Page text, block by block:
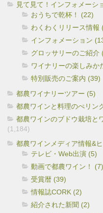
見て見て！インフォメーシ
おうちで乾杯！ (22)
わくわくリリース情報
インフォメーション
グロッサリーのご紹介
ワイナリーの楽しみか
特別販売のご案内 (39)
都農ワイナリーツアー (5)
都農ワインと料理のぺリン
都農ワインのブドウ栽培と
(1,184)
都農ワインメディア情報&
テレビ・Web出演 (5)
動画で都農ワイン！ (7)
受賞暦 (39)
情報誌CORK (2)
紹介された新聞 (2)